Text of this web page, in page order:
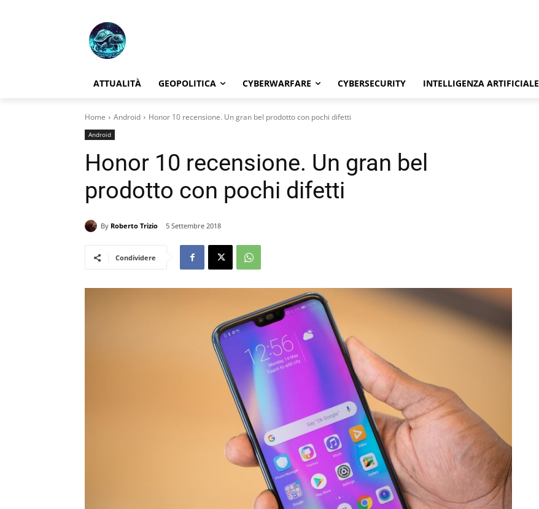
ATTUALITÀ GEOPOLITICA CYBERWARFARE CYBERSECURITY INTELLIGENZA ARTIFICIALE
Home Android Honor 10 recensione. Un gran bel prodotto con pochi difetti
Android
Honor 10 recensione. Un gran bel
prodotto con pochi difetti
By Roberto Trizio 5 Settembre 2018
Condividere